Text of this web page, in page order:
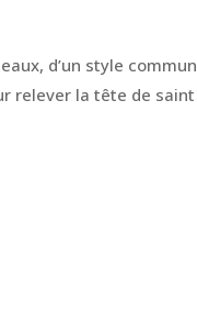
d’un style commun
relever la tête de saint